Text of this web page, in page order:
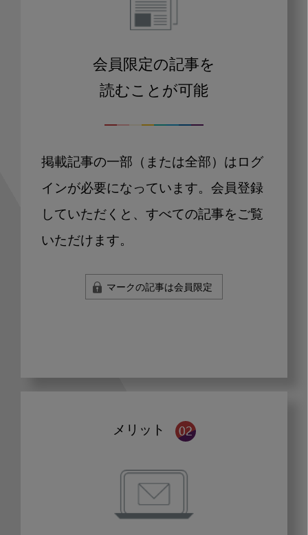
会員限定の記事を
読むことが可能
掲載記事の一部（または全部）はログ
インが必要になっています。会員登録
していただくと、すべての記事をご覧
いただけます。
マークの記事は会員限定
メリット